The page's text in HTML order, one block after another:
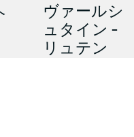
ヴァールシ
ュタイン -
リュテン